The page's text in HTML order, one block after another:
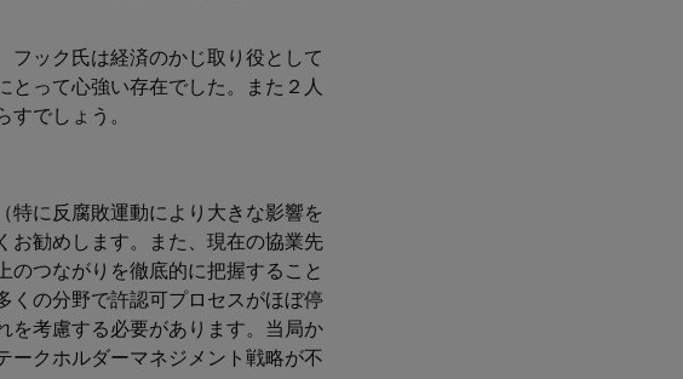
フック氏は経済のかじ取り役として
って心強い存在でした。また２人
でしょう。
に反腐敗運動により大きな影響を
お勧めします。また、現在の協業先
つながりを徹底的に把握すること
くの分野で許認可プロセスがほぼ停
を考慮する必要があります。当局か
ークホルダーマネジメント戦略が不